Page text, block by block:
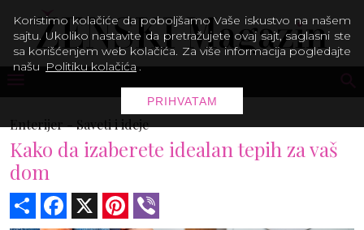
Enterijer -Saveti i ideje
Kako da izaberete idealan tepih za vaš
dom
Share Facebook Pinterest
Koristimo kolačiće da poboljšamo Vaše iskustvo na našem
sajtu. Ukoliko nastavite da pretražujete ovaj sajt, saglasni ste
sa korišćenjem web kolačića. Za više informacija pogledajte
našu Politiku kolačića .
PRIHVATAM